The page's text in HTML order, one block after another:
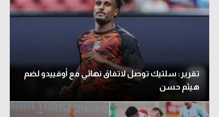
تقرير: سلتيك توصل لاتفاق نهائي مع أوفييدو لضم
هيثم حسن